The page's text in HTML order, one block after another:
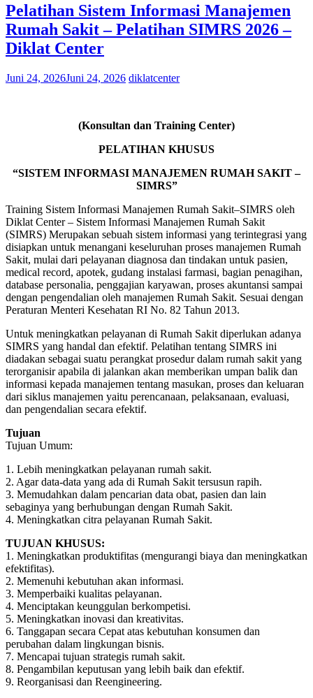
Pelatihan Sistem Informasi Manajemen
Rumah Sakit – Pelatihan SIMRS 2026 –
Diklat Center
Juni 24, 2026Juni 24, 2026 diklatcenter
(Konsultan dan Training Center)
PELATIHAN KHUSUS
“SISTEM INFORMASI MANAJEMEN RUMAH SAKIT –
SIMRS”
Training Sistem Informasi Manajemen Rumah Sakit–SIMRS oleh
Diklat Center – Sistem Informasi Manajemen Rumah Sakit
(SIMRS) Merupakan sebuah sistem informasi yang terintegrasi yang
disiapkan untuk menangani keseluruhan proses manajemen Rumah
Sakit, mulai dari pelayanan diagnosa dan tindakan untuk pasien,
medical record, apotek, gudang instalasi farmasi, bagian penagihan,
database personalia, penggajian karyawan, proses akuntansi sampai
dengan pengendalian oleh manajemen Rumah Sakit. Sesuai dengan
Peraturan Menteri Kesehatan RI No. 82 Tahun 2013.
Untuk meningkatkan pelayanan di Rumah Sakit diperlukan adanya
SIMRS yang handal dan efektif. Pelatihan tentang SIMRS ini
diadakan sebagai suatu perangkat prosedur dalam rumah sakit yang
terorganisir apabila di jalankan akan memberikan umpan balik dan
informasi kepada manajemen tentang masukan, proses dan keluaran
dari siklus manajemen yaitu perencanaan, pelaksanaan, evaluasi,
dan pengendalian secara efektif.
Tujuan
Tujuan Umum:
1. Lebih meningkatkan pelayanan rumah sakit.
2. Agar data-data yang ada di Rumah Sakit tersusun rapih.
3. Memudahkan dalam pencarian data obat, pasien dan lain
sebaginya yang berhubungan dengan Rumah Sakit.
4. Meningkatkan citra pelayanan Rumah Sakit.
TUJUAN KHUSUS:
1. Meningkatkan produktifitas (mengurangi biaya dan meningkatkan
efektifitas).
2. Memenuhi kebutuhan akan informasi.
3. Memperbaiki kualitas pelayanan.
4. Menciptakan keunggulan berkompetisi.
5. Meningkatkan inovasi dan kreativitas.
6. Tanggapan secara Cepat atas kebutuhan konsumen dan
perubahan dalam lingkungan bisnis.
7. Mencapai tujuan strategis rumah sakit.
8. Pengambilan keputusan yang lebih baik dan efektif.
9. Reorganisasi dan Reengineering.